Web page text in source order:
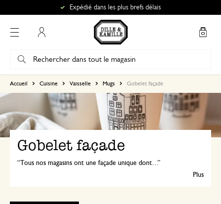
Expédié dans les plus brefs délais
Accueil Cuisine Vaisselle Mugs Gobelet façade
Gobelet façade
Tous nos magasins ont une façade unique dont nous sommes fiers. Pour célébrer notre 50e anniversaire, nous avons conçu pour chacun de nos magasins un gobelet à l'effigie de sa façade. Un véritable objet de collection pour tous les fans de Dille & Kamille !
Plus